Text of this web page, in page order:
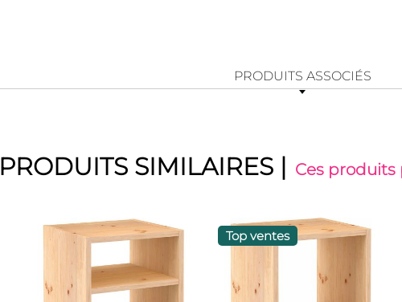
PRODUITS ASSOCIÉS
PRODUITS SIMILAIRES | Ces produits
Top ventes